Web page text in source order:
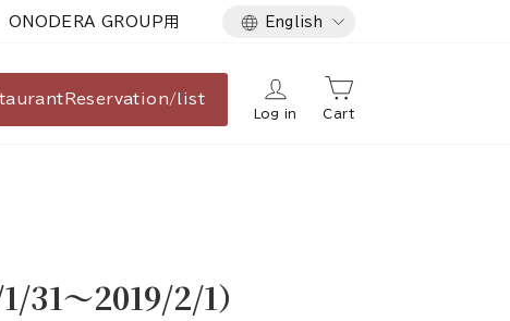
ONODERA GROUP用 Language
English
Reservation/list
Log in Cart
31～2019/2/1）